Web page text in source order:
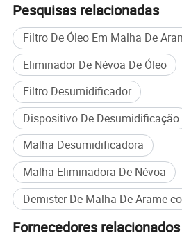
Pesquisas relacionadas
Filtro De Óleo Em Malha De
Eliminador De Névoa De Óleo
Filtro Desumidificador
Dispositivo De Desumidificação
Malha Desumidificadora
Malha Eliminadora De Névoa
Demister De Malha De Arame
Fornecedores relacionados